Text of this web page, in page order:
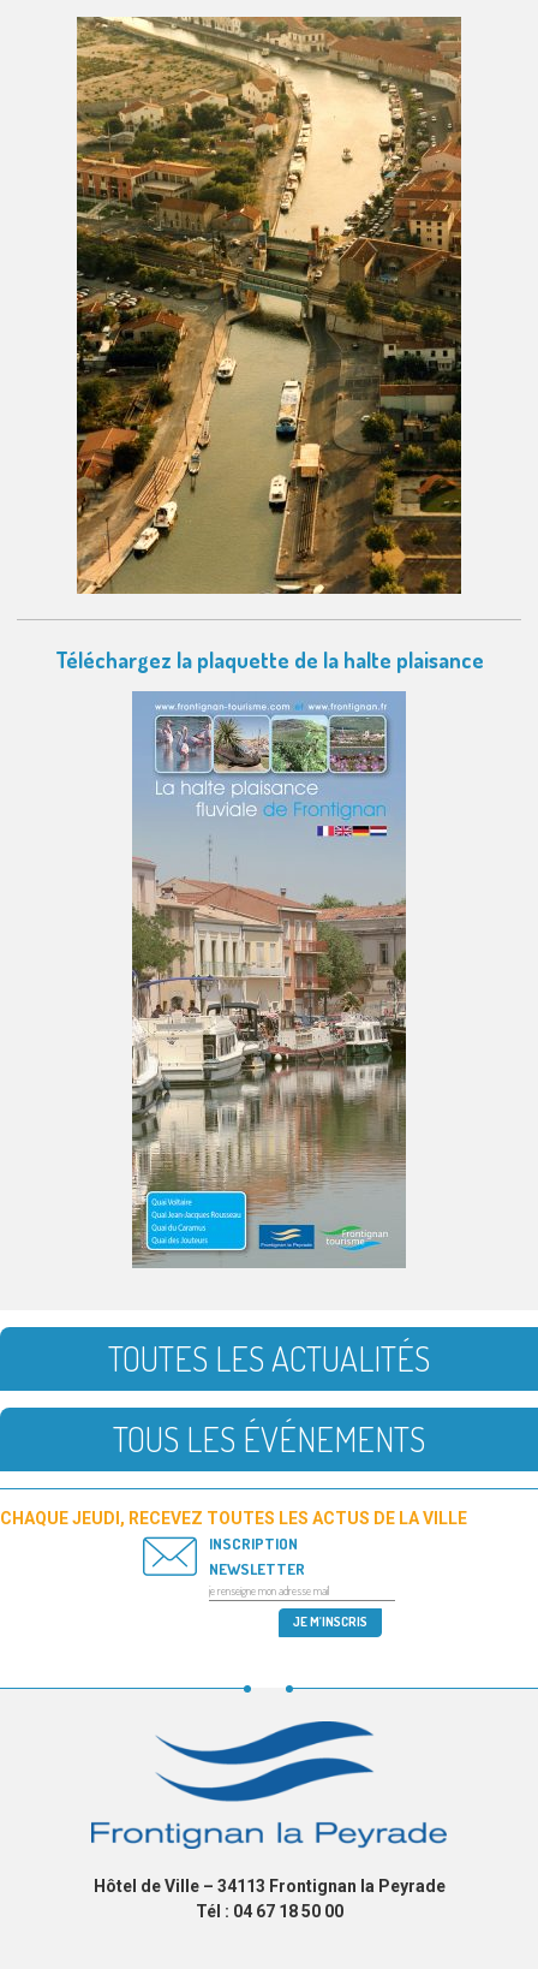
Téléchargez la plaquette de la halte plaisance
TOUTES LES ACTUALITÉS
TOUS LES ÉVÉNEMENTS
CHAQUE JEUDI, RECEVEZ TOUTES LES ACTUS DE LA VILLE
INSCRIPTION
NEWSLETTER
Hôtel de Ville – 34113 Frontignan la Peyrade
Tél : 04 67 18 50 00